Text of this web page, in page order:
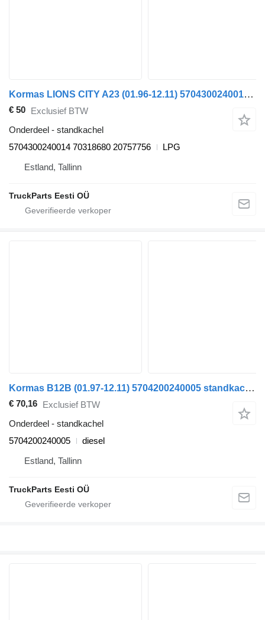
Kormas LIONS CITY A23 (01.96-12.11) 5704300240014 standkachel voor MAN Lion's bus (1991-)
€ 50 Exclusief BTW
Onderdeel - standkachel
5704300240014 70318680 20757756
LPG
Estland, Tallinn
TruckParts Eesti OÜ
Kormas B12B (01.97-12.11) 5704200240005 standkachel voor Volvo B6, B7, B9, B10, B12 bus (1978-2011)
€ 70,16 Exclusief BTW
Onderdeel - standkachel
5704200240005
diesel
Estland, Tallinn
TruckParts Eesti OÜ